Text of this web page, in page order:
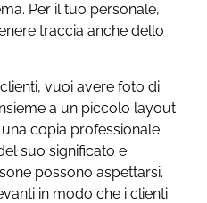
Per il tuo personale,
traccia anche dello
vuoi avere foto di
a un piccolo layout
copia professionale
suo significato e
possono aspettarsi.
in modo che i clienti